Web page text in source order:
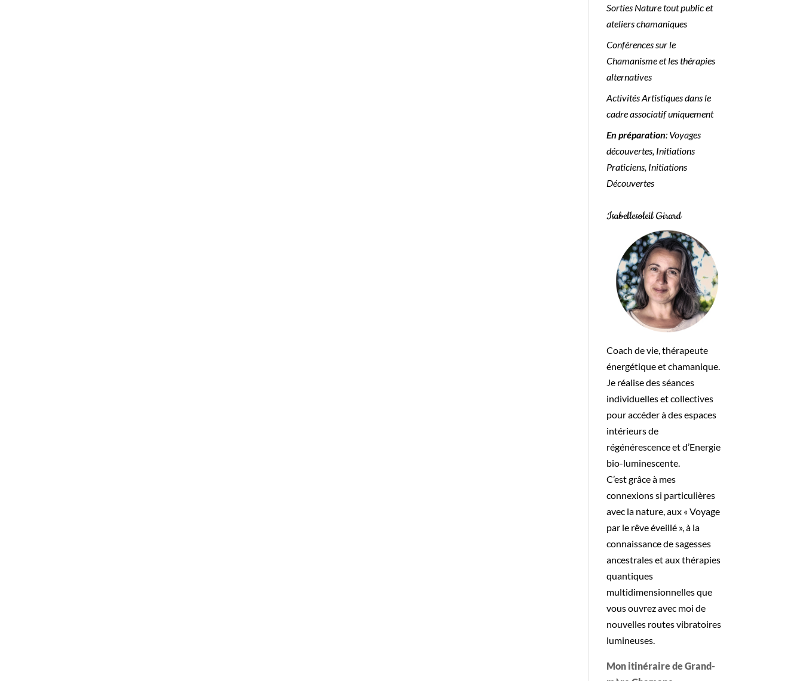
Sorties Nature tout public et
ateliers chamaniques
Conférences sur le
Chamanisme et les thérapies
alternatives
Activités Artistiques dans le
cadre associatif uniquement
En préparation: Voyages
découvertes, Initiations
Praticiens, Initiations
Découvertes
Isabellesoleil Girard
Coach de vie, thérapeute
énergétique et chamanique.
Je réalise des séances
individuelles et collectives
pour accéder à des espaces
intérieurs de
régénérescence et d’Energie
bio-luminescente.
C’est grâce à mes
connexions si particulières
avec la nature, aux « Voyage
par le rêve éveillé », à la
connaissance de sagesses
ancestrales et aux thérapies
quantiques
multidimensionnelles que
vous ouvrez avec moi de
nouvelles routes vibratoires
lumineuses.
Mon itinéraire de Grand-